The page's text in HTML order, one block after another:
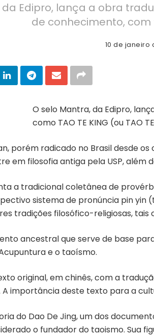
Edipro, lança a obra
de conhecimento,
10 de janeiro
O selo Mantra, da Edipro,
como TAO TE KING (ou TAO
porém radicado no Brasil desde
em filosofia antiga pela USP,
a tradicional coletânea de
sistema de pronúncia pin
tradições filosófico-religiosas, tais
ancestral que serve de base
e o taoísmo.
original, em chinês, com a
importância deste texto para a
do Dao De Jing, um dos
o fundador do taoismo. Sua